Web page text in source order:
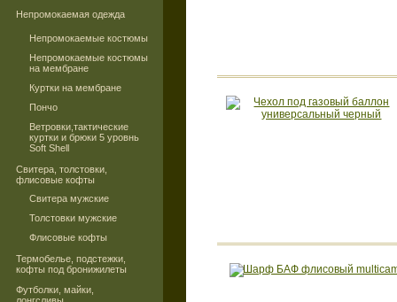
Непромокаемая одежда
Непромокаемые костюмы
Непромокаемые костюмы
на мембране
Куртки на мембране
Пончо
Ветровки,тактические
куртки и брюки 5 уровнь
Soft Shell
Свитера, толстовки,
флисовые кофты
Свитера мужские
Толстовки мужские
Флисовые кофты
Термобелье, подстежки,
кофты под бронижилеты
Футболки, майки,